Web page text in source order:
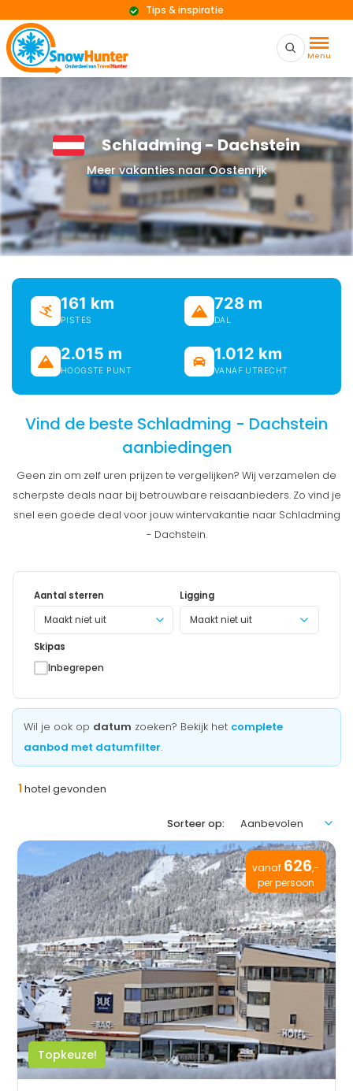
Menu
Tips & inspiratie
Schladming - Dachstein
Meer vakanties naar Oostenrijk
161 km
PISTES
728 m
DAL
2.015 m
HOOGSTE PUNT
1.012 km
VANAF UTRECHT
Vind de beste Schladming - Dachstein
aanbiedingen
Geen zin om zelf uren prijzen te vergelijken? Wij verzamelen de
scherpste deals naar bij betrouwbare reisaanbieders. Zo vind je
snel een goede deal voor jouw wintervakantie naar Schladming
- Dachstein.
Aantal sterren
Ligging
Maakt niet uit
Skipas
Inbegrepen
Wil je ook op datum zoeken? Bekijk het complete
aanbod met datumfilter.
1 hotel gevonden
Sorteer op:
vanaf 626,-
per persoon
Topkeuze!